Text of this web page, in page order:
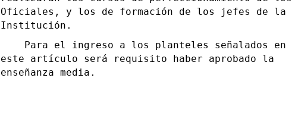
Oficiales, y los de formación de los jefes de la
Institución.
Para el ingreso a los planteles señalados en
este artículo será requisito haber aprobado la
enseñanza media.